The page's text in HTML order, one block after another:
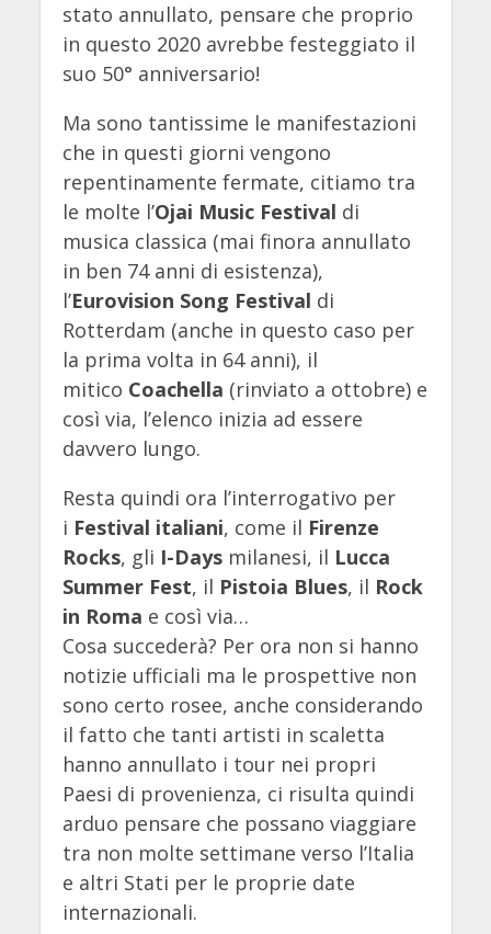
stato annullato, pensare che proprio
in questo 2020 avrebbe festeggiato il
suo 50° anniversario!
Ma sono tantissime le manifestazioni
che in questi giorni vengono
repentinamente fermate, citiamo tra
le molte l’Ojai Music Festival di
musica classica (mai finora annullato
in ben 74 anni di esistenza),
l’Eurovision Song Festival di
Rotterdam (anche in questo caso per
la prima volta in 64 anni), il
mitico Coachella (rinviato a ottobre) e
così via, l’elenco inizia ad essere
davvero lungo.
Resta quindi ora l’interrogativo per
i Festival italiani, come il Firenze
Rocks, gli I-Daysmilanesi, il Lucca
Summer Fest, il Pistoia Blues, il Rock
in Roma e così via…
Cosa succederà? Per ora non si hanno
notizie ufficiali ma le prospettive non
sono certo rosee, anche considerando
il fatto che tanti artisti in scaletta
hanno annullato i tour nei propri
Paesi di provenienza, ci risulta quindi
arduo pensare che possano viaggiare
tra non molte settimane verso l’Italia
e altri Stati per le proprie date
internazionali.